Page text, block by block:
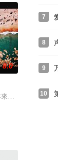
球電影、電視、
8.0
的使命，繼續
7
8
9
10